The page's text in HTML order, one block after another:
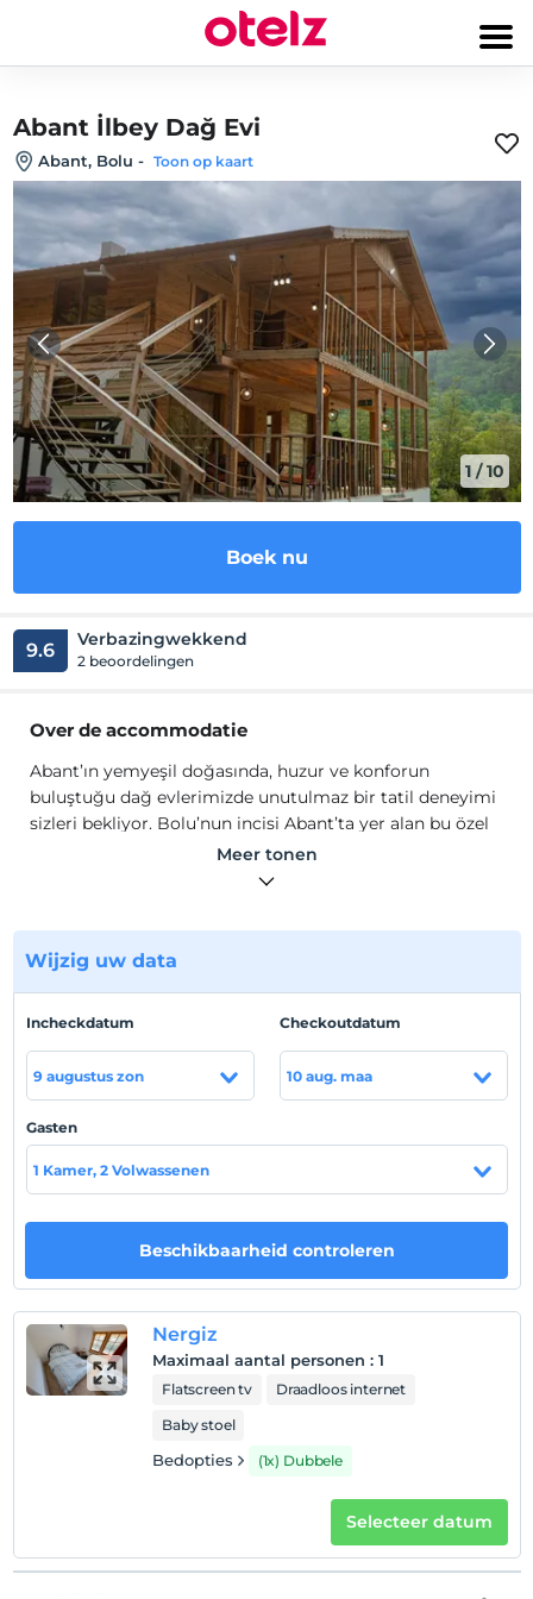
Abant İlbey Dağ Evi
Abant, Bolu - Toon op kaart
1 /10
Boek nu
9.6 Verbazingwekkend
2 beoordelingen
Over de accommodatie
Abant’ın yemyeşil doğasında, huzur ve konforun
buluştuğu dağ evlerimizde unutulmaz bir tatil deneyimi
sizleri bekliyor. Bolu’nun incisi Abant’ta yer alan bu özel
mekanlarda, doğanın içinde dinlenip yenilenmenin
yapıda kendinizi evinizde hissedeceksiniz. Abant İlbey
Dağ Evi'nin sıcaklığı iliklerinizi ısıtarak size mükemmel
Locatie
Bolu Merkez'de hizmet vermektedir.
Toon op kaart
Hotelvoorwaarden
Check in
Uitchecken
Voor 12:00
Geen huisdieren toegestaan
kinderen
Meer tonen
Wijzig uw data
Incheckdatum
9 augustus zon
Checkoutdatum
10 aug. maa
Gasten
1 Kamer, 2 Volwassenen
Beschikbaarheid controleren
Nergiz
Maximaal aantal personen : 1
Flatscreen tv
Draadloos internet
Baby stoel
Bedopties (1x) Dubbele
Selecteer datum